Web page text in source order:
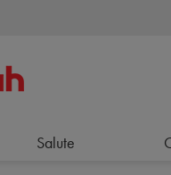
Salute